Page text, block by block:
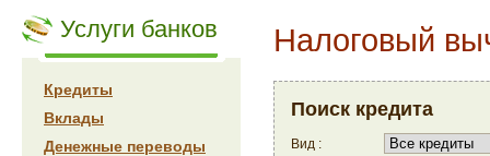
Услуги банков
Кредиты
Вклады
Денежные переводы
Налоговый
Поиск кредита
Вид :